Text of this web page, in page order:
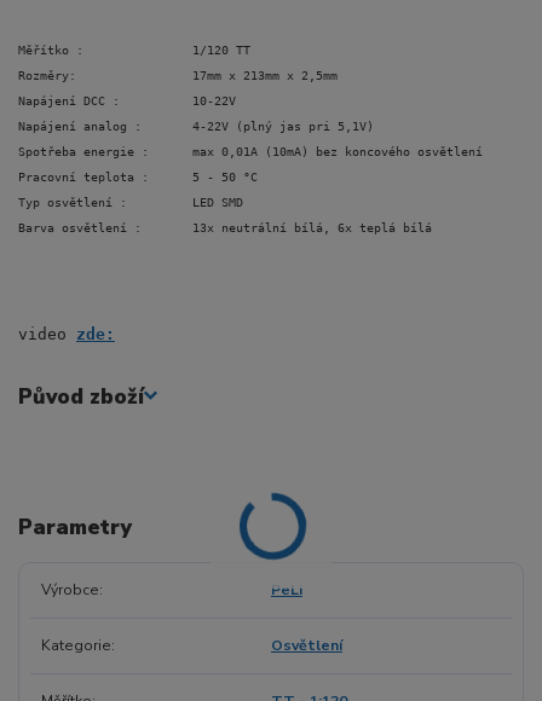
Měřítko :               1/120 TT
Rozměry:                17mm x 213mm x 2,5mm
Napájení DCC :          10-22V
Napájení analog :       4-22V (plný jas pri 5,1V)
Spotřeba energie :      max 0,01A (10mA) bez koncového osvětlení
Pracovní teplota :      5 - 50 °C
Typ osvětlení :         LED SMD
Barva osvětlení :       13x neutrální bílá, 6x teplá bílá
video zde:
Původ zboží
Parametry
Výrobce PeLi
Kategorie Osvětlení